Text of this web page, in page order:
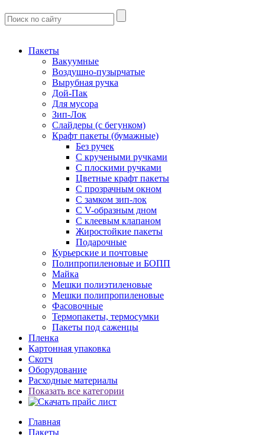
Пакеты
Вакуумные
Воздушно-пузырчатые
Вырубная ручка
Дой-Пак
Для мусора
Зип-Лок
Слайдеры (с бегунком)
Крафт пакеты (бумажные)
Без ручек
С кручеными ручками
С плоскими ручками
Цветные крафт пакеты
С прозрачным окном
С замком зип-лок
С V-образным дном
С клеевым клапаном
Жиростойкие пакеты
Подарочные
Курьерские и почтовые
Полипропиленовые и БОПП
Майка
Мешки полиэтиленовые
Мешки полипропиленовые
Фасовочные
Термопакеты, термосумки
Пакеты под саженцы
Пленка
Картонная упаковка
Скотч
Оборудование
Расходные материалы
Показать все категории
Главная
Пакеты